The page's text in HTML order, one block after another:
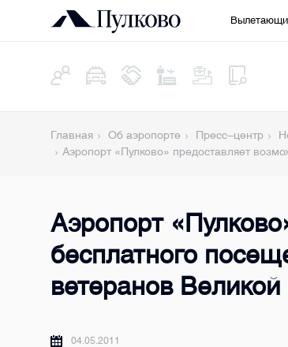
Главная Об аэропорте Пресс-центр
Аэропорт «Пулково» предоставляет
Аэропорт
бесплатного
ветеранов
04.05.2011